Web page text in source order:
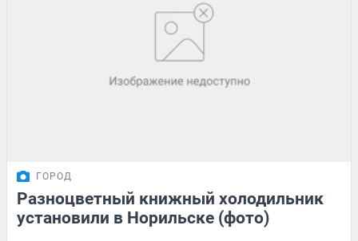
ГОРОД
Разноцветный книжный холодильник
установили в Норильске (фото)